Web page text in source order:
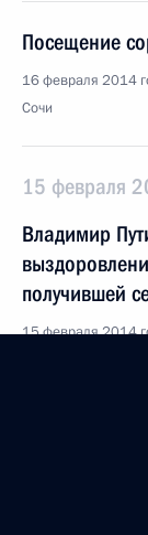
Посещение
16 февраля 2014
Сочи
15 февраля
Владимир
получившей
15 февраля 2014